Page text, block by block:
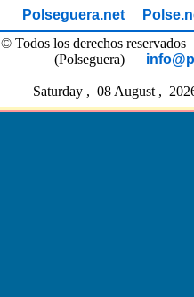
Polseguera.net
© Todos los derechos
(Polseguera)
Saturday , 08 August ,